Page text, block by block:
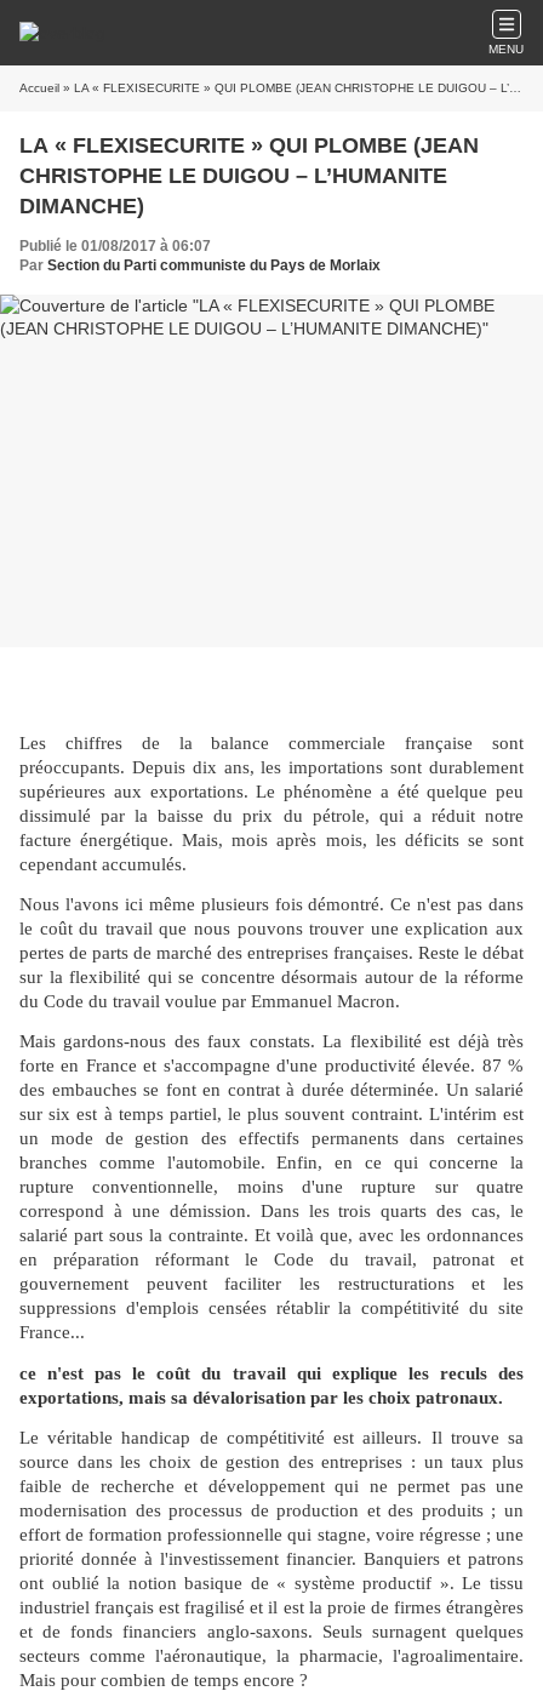
MENU
Accueil » LA « FLEXISECURITE » QUI PLOMBE (JEAN CHRISTOPHE LE DUIGOU – L’HUMANITE DIMANCHE)
LA « FLEXISECURITE » QUI PLOMBE (JEAN
CHRISTOPHE LE DUIGOU – L’HUMANITE
DIMANCHE)
Publié le 01/08/2017 à 06:07
Par Section du Parti communiste du Pays de Morlaix
Les chiffres de la balance commerciale française sont
préoccupants. Depuis dix ans, les importations sont durablement
supérieures aux exportations. Le phénomène a été quelque peu
dissimulé par la baisse du prix du pétrole, qui a réduit notre
facture énergétique. Mais, mois après mois, les déficits se sont
cependant accumulés.
Nous l'avons ici même plusieurs fois démontré. Ce n'est pas dans
le coût du travail que nous pouvons trouver une explication aux
pertes de parts de marché des entreprises françaises. Reste le débat
sur la flexibilité qui se concentre désormais autour de la réforme
du Code du travail voulue par Emmanuel Macron.
Mais gardons-nous des faux constats. La flexibilité est déjà très
forte en France et s'accompagne d'une productivité élevée. 87 %
des embauches se font en contrat à durée déterminée. Un salarié
sur six est à temps partiel, le plus souvent contraint. L'intérim est
un mode de gestion des effectifs permanents dans certaines
branches comme l'automobile. Enfin, en ce qui concerne la
rupture conventionnelle, moins d'une rupture sur quatre
correspond à une démission. Dans les trois quarts des cas, le
salarié part sous la contrainte. Et voilà que, avec les ordonnances
en préparation réformant le Code du travail, patronat et
gouvernement peuvent faciliter les restructurations et les
suppressions d'emplois censées rétablir la compétitivité du site
France...
ce n'est pas le coût du travail qui explique les reculs des
exportations, mais sa dévalorisation par les choix patronaux.
Le véritable handicap de compétitivité est ailleurs. Il trouve sa
source dans les choix de gestion des entreprises : un taux plus
faible de recherche et développement qui ne permet pas une
modernisation des processus de production et des produits ; un
effort de formation professionnelle qui stagne, voire régresse ; une
priorité donnée à l'investissement financier. Banquiers et patrons
ont oublié la notion basique de « système productif ». Le tissu
industriel français est fragilisé et il est la proie de firmes étrangères
et de fonds financiers anglo-saxons. Seuls surnagent quelques
secteurs comme l'aéronautique, la pharmacie, l'agroalimentaire.
Mais pour combien de temps encore ?